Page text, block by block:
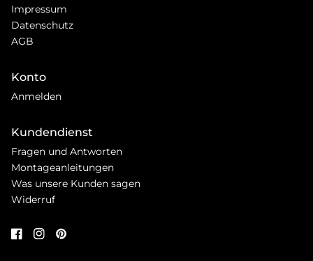
Impressum
Datenschutz
AGB
Konto
Anmelden
Kundendienst
Fragen und Antworten
Montageanleitungen
Was unsere Kunden sagen
Widerruf